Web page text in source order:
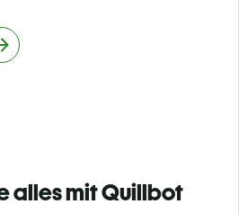
alles mit Quillbot